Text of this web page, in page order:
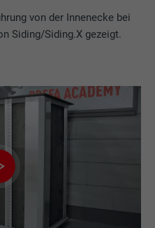
von der Innenecke bei
Siding/Siding.X gezeigt.